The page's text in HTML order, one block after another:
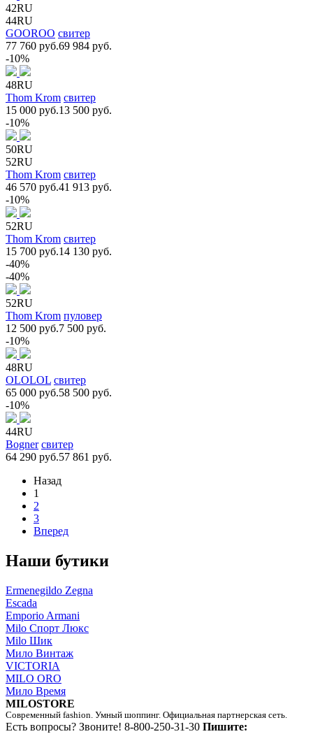
42RU
44RU
GOOROO свитер
77 760 руб.69 984 руб.
-10%
48RU
Thom Krom свитер
15 000 руб.13 500 руб.
-10%
50RU
52RU
Thom Krom свитер
46 570 руб.41 913 руб.
-10%
52RU
Thom Krom свитер
15 700 руб.14 130 руб.
-40%
-40%
52RU
Thom Krom пуловер
12 500 руб.7 500 руб.
-10%
48RU
OLOLOL свитер
65 000 руб.58 500 руб.
-10%
44RU
Bogner свитер
64 290 руб.57 861 руб.
Назад
1
2
3
Вперед
Наши бутики
Ermenegildo Zegna
Escada
Emporio Armani
Milo Спорт Люкс
Milo Шик
Мило Винтаж
VICTORIA
MILO ORO
Мило Время
MILOSTORE
Современный fashion. Умный шоппинг. Официальная партнерская сеть.
Есть вопросы? Звоните! 8-800-250-31-30 Пишите: